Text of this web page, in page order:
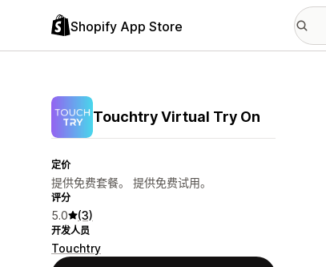
Shopify App Store
Touchtry Virtual Try On
定价
提供免费套餐。 提供免费试用。
评分
5.0 (3)
开发人员
Touchtry